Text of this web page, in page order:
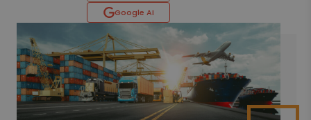
Google AI